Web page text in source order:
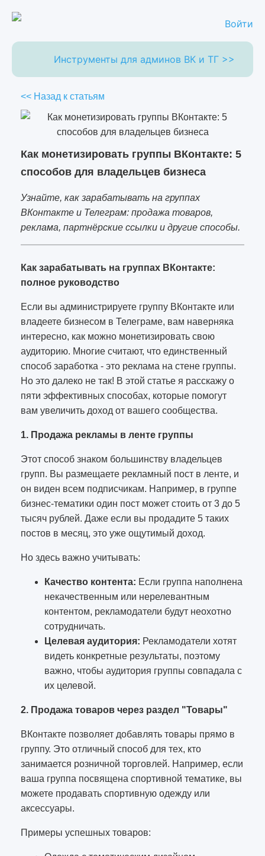
Войти
Инструменты для админов ВК и ТГ >>
<< Назад к статьям
Как монетизировать группы ВКонтакте: 5
способов для владельцев бизнеса
Узнайте, как зарабатывать на группах
ВКонтакте и Телеграм: продажа товаров,
реклама, партнёрские ссылки и другие способы.
Как зарабатывать на группах ВКонтакте:
полное руководство
Если вы администрируете группу ВКонтакте или
владеете бизнесом в Телеграме, вам наверняка
интересно, как можно монетизировать свою
аудиторию. Многие считают, что единственный
способ заработка - это реклама на стене группы.
Но это далеко не так! В этой статье я расскажу о
пяти эффективных способах, которые помогут
вам увеличить доход от вашего сообщества.
1. Продажа рекламы в ленте группы
Этот способ знаком большинству владельцев
групп. Вы размещаете рекламный пост в ленте, и
он виден всем подписчикам. Например, в группе
бизнес-тематики один пост может стоить от 3 до 5
тысяч рублей. Даже если вы продадите 5 таких
постов в месяц, это уже ощутимый доход.
Но здесь важно учитывать:
Качество контента: Если группа наполнена
некачественным или нерелевантным
контентом, рекламодатели будут неохотно
сотрудничать.
Целевая аудитория: Рекламодатели хотят
видеть конкретные результаты, поэтому
важно, чтобы аудитория группы совпадала с
их целевой.
2. Продажа товаров через раздел "Товары"
ВКонтакте позволяет добавлять товары прямо в
группу. Это отличный способ для тех, кто
занимается розничной торговлей. Например, если
ваша группа посвящена спортивной тематике, вы
можете продавать спортивную одежду или
аксессуары.
Примеры успешных товаров: